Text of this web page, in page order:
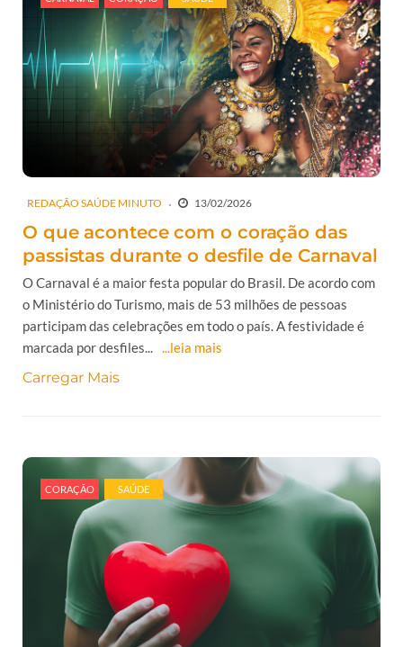
REDAÇÃO SAÚDE MINUTO 13/02/2026
O que acontece com o coração das
passistas durante o desfile de Carnaval
O Carnaval é a maior festa popular do Brasil. De acordo com
o Ministério do Turismo, mais de 53 milhões de pessoas
participam das celebrações em todo o país. A festividade é
marcada por desfiles... ...leia mais
Carregar Mais
CORAÇÃO SAÚDE